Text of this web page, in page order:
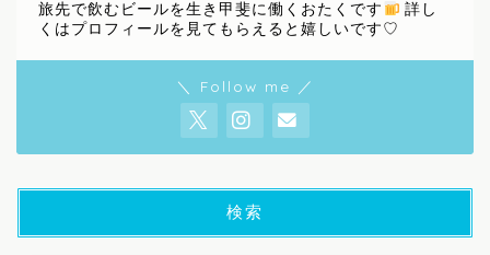
旅先で飲むビールを生き甲斐に働くおたくです
詳し
くはプロフィールを見てもらえると嬉しいです♡
＼ Follow me ／
検索